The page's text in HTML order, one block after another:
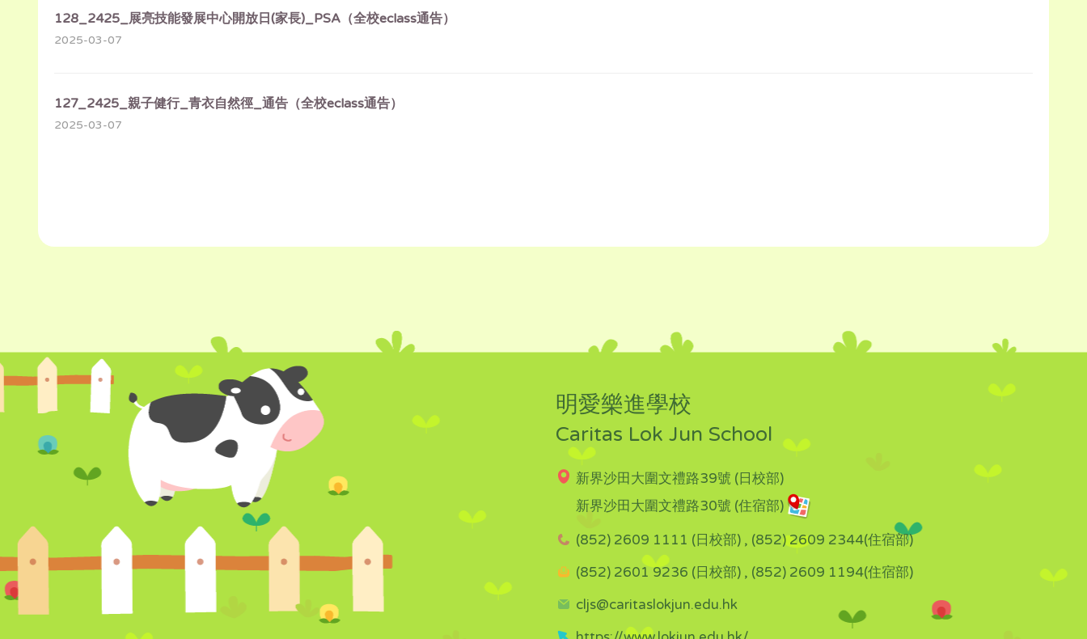
128_2425_展亮技能發展中心開放日(家長)_PSA（全校eclass通告）
2025-03-07
127_2425_親子健行_青衣自然徑_通告（全校eclass通告）
2025-03-07
明愛樂進學校
Caritas Lok Jun School
新界沙田大圍文禮路39號 (日校部)
新界沙田大圍文禮路30號 (住宿部)
(852) 2609 1111 (日校部) , (852) 2609 2344(住宿部)
(852) 2601 9236 (日校部) , (852) 2609 1194(住宿部)
cljs@caritaslokjun.edu.hk